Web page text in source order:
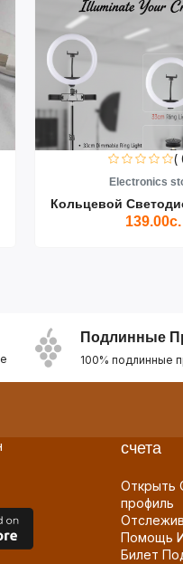
(
Electronics
Кольцевой
139.00с.
Подлинные
100% подлинные
счета
Открыть
профиль
Помощь
Билет